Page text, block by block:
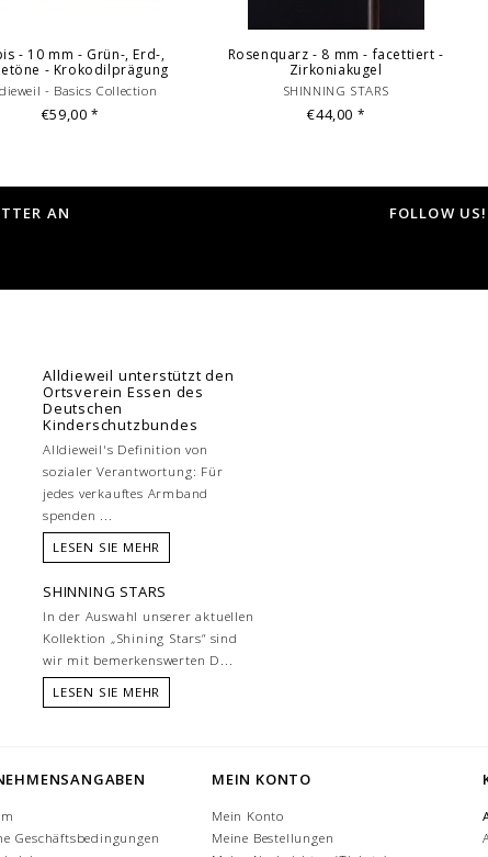
- 10 mm - Grün-, Erd-,
- Krokodilprägung
- Basics Collection
€59,00*
Rosenquarz - 8 mm - facettiert -
Zirkoniakugel
SHINNING STARS
€44,00 *
AN FOLLOW US!
Alldieweil unterstützt den
Ortsverein Essen des
Deutschen
Kinderschutzbundes
Alldieweil's Definition von
sozialer Verantwortung: Für
jedes verkauftes Armband
spenden ...
LESEN SIE MEHR
SHINNING STARS
In der Auswahl unserer aktuellen
Kollektion „Shining Stars“ sind
wir mit bemerkenswerten D...
LESEN SIE MEHR
Geschäftsbedingungen
MEIN KONTO
Mein Konto
Meine Bestellungen